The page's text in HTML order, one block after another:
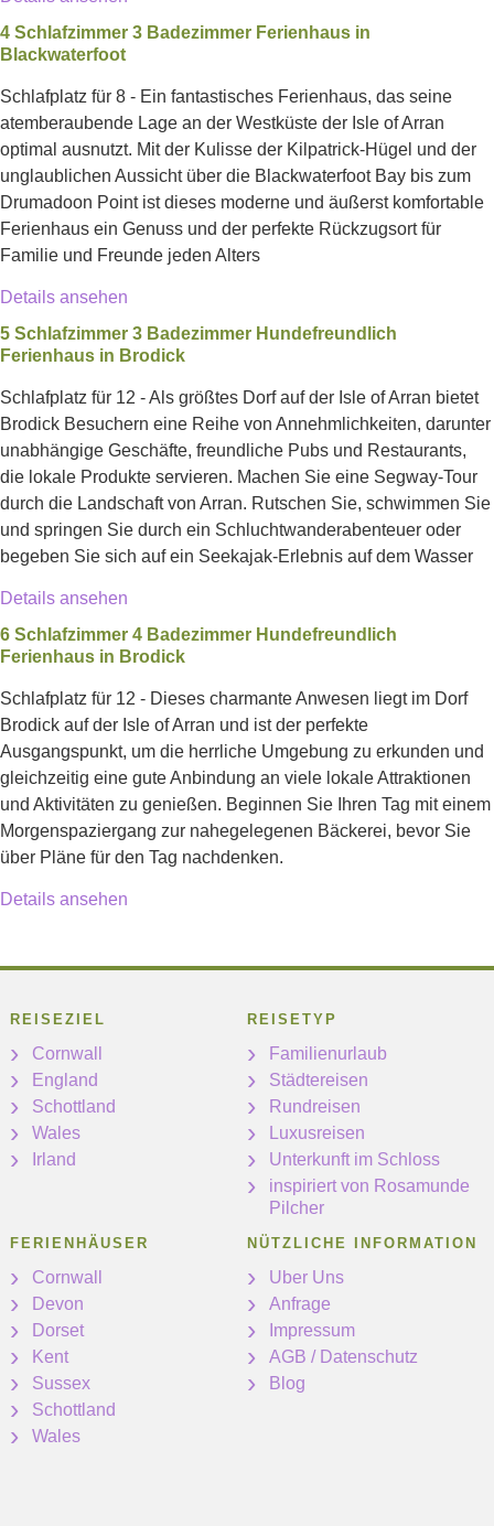
4 Schlafzimmer 3 Badezimmer Ferienhaus in
Blackwaterfoot
Schlafplatz für 8 - Ein fantastisches Ferienhaus, das seine
atemberaubende Lage an der Westküste der Isle of Arran
optimal ausnutzt. Mit der Kulisse der Kilpatrick-Hügel und der
unglaublichen Aussicht über die Blackwaterfoot Bay bis zum
Drumadoon Point ist dieses moderne und äußerst komfortable
Ferienhaus ein Genuss und der perfekte Rückzugsort für
Familie und Freunde jeden Alters
Details ansehen
5 Schlafzimmer 3 Badezimmer Hundefreundlich
Ferienhaus in Brodick
Schlafplatz für 12 - Als größtes Dorf auf der Isle of Arran bietet
Brodick Besuchern eine Reihe von Annehmlichkeiten, darunter
unabhängige Geschäfte, freundliche Pubs und Restaurants,
die lokale Produkte servieren. Machen Sie eine Segway-Tour
durch die Landschaft von Arran. Rutschen Sie, schwimmen Sie
und springen Sie durch ein Schluchtwanderabenteuer oder
begeben Sie sich auf ein Seekajak-Erlebnis auf dem Wasser
Details ansehen
6 Schlafzimmer 4 Badezimmer Hundefreundlich
Ferienhaus in Brodick
Schlafplatz für 12 - Dieses charmante Anwesen liegt im Dorf
Brodick auf der Isle of Arran und ist der perfekte
Ausgangspunkt, um die herrliche Umgebung zu erkunden und
gleichzeitig eine gute Anbindung an viele lokale Attraktionen
und Aktivitäten zu genießen. Beginnen Sie Ihren Tag mit einem
Morgenspaziergang zur nahegelegenen Bäckerei, bevor Sie
über Pläne für den Tag nachdenken.
Details ansehen
REISEZIEL
Cornwall
England
Schottland
Wales
Irland
REISETYP
Familienurlaub
Städtereisen
Rundreisen
Luxusreisen
Unterkunft im Schloss
inspiriert von Rosamunde
Pilcher
FERIENHÄUSER
Cornwall
Devon
Dorset
Kent
Sussex
Schottland
Wales
NÜTZLICHE INFORMATION
Uber Uns
Anfrage
Impressum
AGB / Datenschutz
Blog